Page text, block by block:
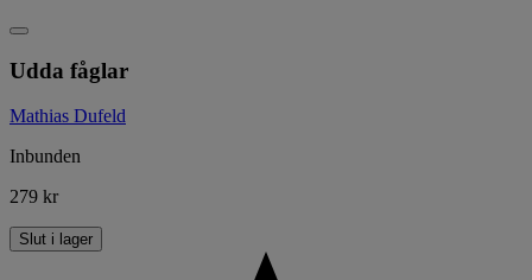
Udda fåglar
Mathias Dufeld
Inbunden
279 kr
Slut i lager